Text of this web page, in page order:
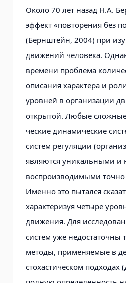
Около 70 лет назад Н.А.
эффект «повторения без
(Бернштейн, 2004) при
движений че­ловека.
времени проблема
описания ха­рактера и
уровней в организации
откры­той. Любые
ческие динамические
систем регуляции
являются уникальными и
воспроизводимыми точно
Именно это пытался
характеризуя четыре
движения. Для
систем уже
методы, применяемые в
стохастическом